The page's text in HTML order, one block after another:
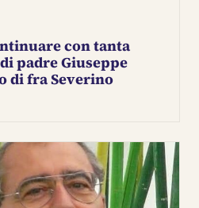
con tanta
padre Giuseppe
di fra Severino